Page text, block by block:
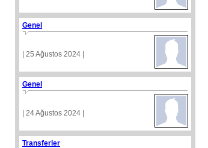
Genel
| 25 Ağustos 2024 |
Genel
| 24 Ağustos 2024 |
Transferler